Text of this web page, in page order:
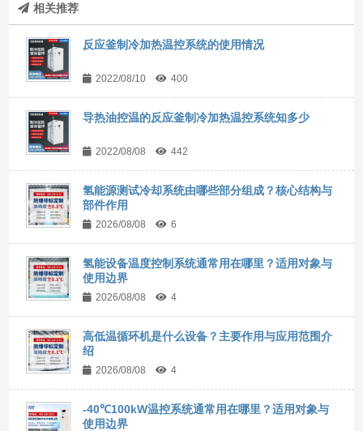
相关推荐
反应釜制冷加热温控系统的使用情况
2022/08/10 400
导热油控温的反应釜制冷加热温控系统知多少
2022/08/08 442
氢能源测试冷却系统由哪些部分组成？核心结构与
部件作用
2026/08/08 6
氢能设备温度控制系统通常用在哪里？适用对象与
使用边界
2026/08/08 4
高低温循环机是什么设备？主要作用与应用范围介
绍
2026/08/08 4
-40℃100kW温控系统通常用在哪里？适用对象与
使用边界